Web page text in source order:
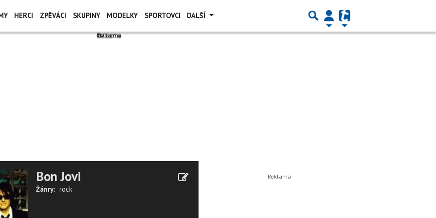
HERCI ZPĚVÁCI SKUPINY MODELKY SPORTOVCI DALŠÍ
Bon Jovi
Žánry: rock